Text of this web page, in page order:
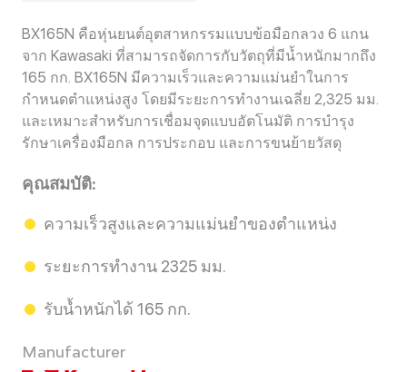
BX165N คือหุ่นยนต์อุตสาหกรรมแบบข้อมือกลวง 6 แกน
จาก Kawasaki ที่สามารถจัดการกับวัตถุที่มีน้ำหนักมากถึง
165 กก. BX165N มีความเร็วและความแม่นยำในการ
กำหนดตำแหน่งสูง โดยมีระยะการทำงานเฉลี่ย 2,325 มม.
และเหมาะสำหรับการเชื่อมจุดแบบอัตโนมัติ การบำรุง
รักษาเครื่องมือกล การประกอบ และการขนย้ายวัสดุ
คุณสมบัติ:
ความเร็วสูงและความแม่นยำของตำแหน่ง
ระยะการทำงาน 2325 มม.
รับน้ำหนักได้ 165 กก.
Manufacturer